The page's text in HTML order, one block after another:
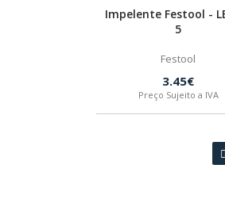
Impelente Festool -
5
Festool
3.45€
Preço Sujeito a IVA